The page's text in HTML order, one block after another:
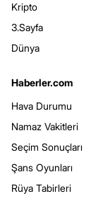
Kripto
3.Sayfa
Dünya
Haberler.com
Hava Durumu
Namaz Vakitleri
Seçim Sonuçları
Şans Oyunları
Rüya Tabirleri